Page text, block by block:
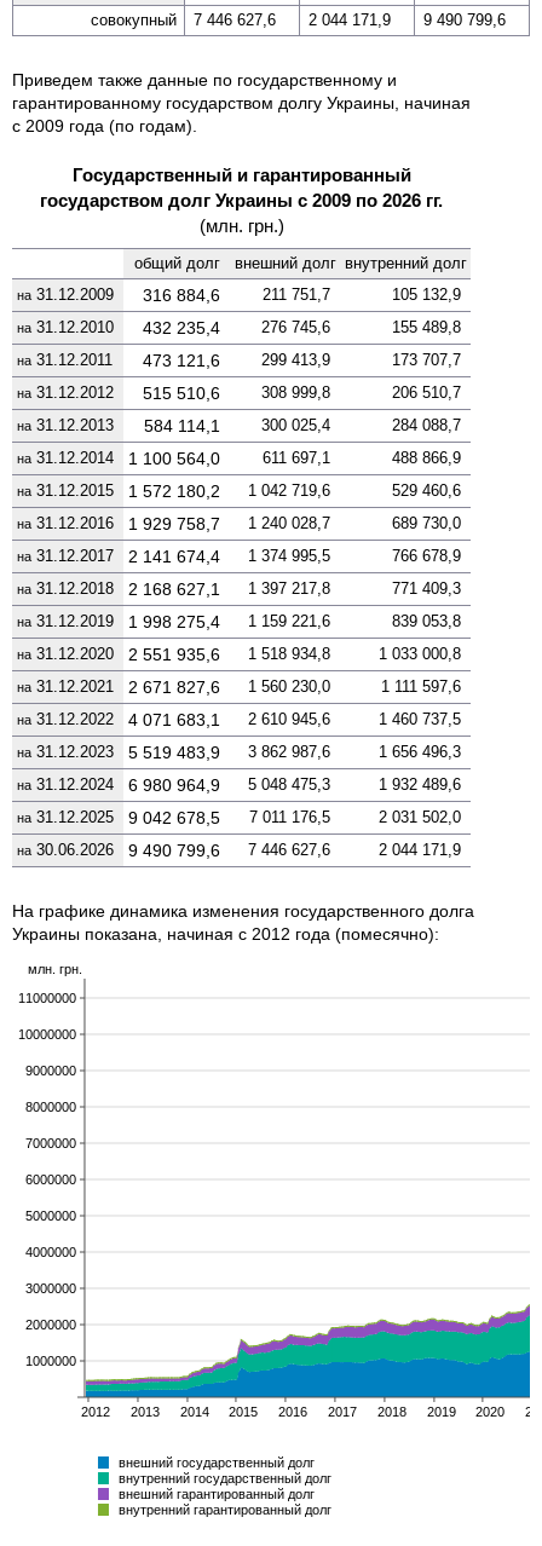
сово­купный 7 446 627,6 2 044 171,9 9 490 799,6
Приведем также данные по государственному и
гарантированному государством долгу Украины, начиная
с 2009 года (по годам).
Государственный и гарантированный
государством долг Украины с 2009 по 2026 гг.
(млн. грн.)
общий долг внешний долг вну­тренний долг
на 31.12.2009 316 884,6 211 751,7 105 132,9
на 31.12.2010 432 235,4 276 745,6 155 489,8
на 31.12.2011 473 121,6 299 413,9 173 707,7
на 31.12.2012 515 510,6 308 999,8 206 510,7
на 31.12.2013 584 114,1 300 025,4 284 088,7
на 31.12.2014 1 100 564,0 611 697,1 488 866,9
на 31.12.2015 1 572 180,2 1 042 719,6 529 460,6
на 31.12.2016 1 929 758,7 1 240 028,7 689 730,0
на 31.12.2017 2 141 674,4 1 374 995,5 766 678,9
на 31.12.2018 2 168 627,1 1 397 217,8 771 409,3
на 31.12.2019 1 998 275,4 1 159 221,6 839 053,8
на 31.12.2020 2 551 935,6 1 518 934,8 1 033 000,8
на 31.12.2021 2 671 827,6 1 560 230,0 1 111 597,6
на 31.12.2022 4 071 683,1 2 610 945,6 1 460 737,5
на 31.12.2023 5 519 483,9 3 862 987,6 1 656 496,3
на 31.12.2024 6 980 964,9 5 048 475,3 1 932 489,6
на 31.12.2025 9 042 678,5 7 011 176,5 2 031 502,0
на 30.06.2026 9 490 799,6 7 446 627,6 2 044 171,9
На графике динамика изменения государственного долга
Украины показана, начиная с 2012 года (помесячно):